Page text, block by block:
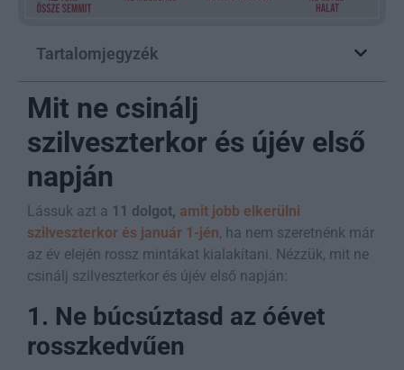
Tartalomjegyzék
Mit ne csinálj
szilveszterkor és újév első
napján
Lássuk azt a 11 dolgot, amit jobb elkerülni
szilveszterkor és január 1-jén, ha nem szeretnénk már
az év elején rossz mintákat kialakítani. Nézzük, mit ne
csinálj szilveszterkor és újév első napján:
1. Ne búcsúztasd az óévet
rosszkedvűen